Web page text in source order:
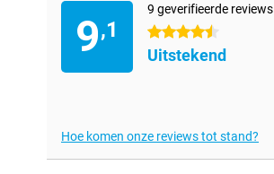
9,1
9 geverifieerde reviews
4.5 sterren
Uitstekend
Hoe komen onze reviews tot stand?